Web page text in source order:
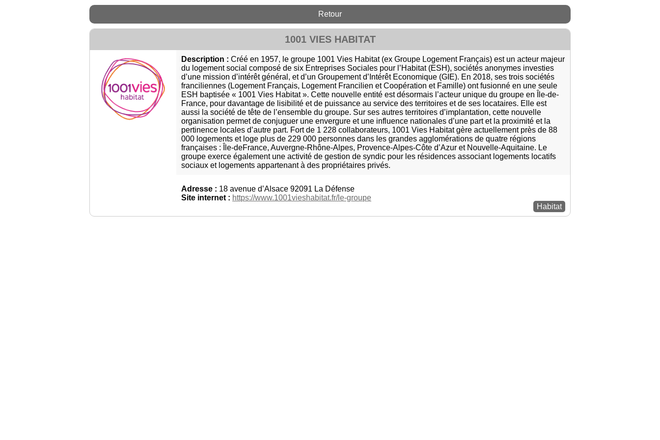
Retour
1001 VIES HABITAT
Description : Créé en 1957, le groupe 1001 Vies Habitat (ex Groupe Logement Français) est un acteur majeur
du logement social composé de six Entreprises Sociales pour l’Habitat (ESH), sociétés anonymes investies
d’une mission d’intérêt général, et d’un Groupement d’Intérêt Economique (GIE). En 2018, ses trois sociétés
franciliennes (Logement Français, Logement Francilien et Coopération et Famille) ont fusionné en une seule
ESH baptisée « 1001 Vies Habitat ». Cette nouvelle entité est désormais l’acteur unique du groupe en Île-de-
France, pour davantage de lisibilité et de puissance au service des territoires et de ses locataires. Elle est
aussi la société de tête de l’ensemble du groupe. Sur ses autres territoires d’implantation, cette nouvelle
organisation permet de conjuguer une envergure et une influence nationales d’une part et la proximité et la
pertinence locales d’autre part. Fort de 1 228 collaborateurs, 1001 Vies Habitat gère actuellement près de 88
000 logements et loge plus de 229 000 personnes dans les grandes agglomérations de quatre régions
françaises : Île-deFrance, Auvergne-Rhône-Alpes, Provence-Alpes-Côte d’Azur et Nouvelle-Aquitaine. Le
groupe exerce également une activité de gestion de syndic pour les résidences associant logements locatifs
sociaux et logements appartenant à des propriétaires privés.
Adresse : 18 avenue d’Alsace 92091 La Défense
Site internet : https://www.1001vieshabitat.fr/le-groupe
Habitat